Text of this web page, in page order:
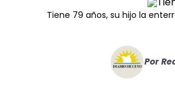
Tiene 79 años, su hijo la
Por